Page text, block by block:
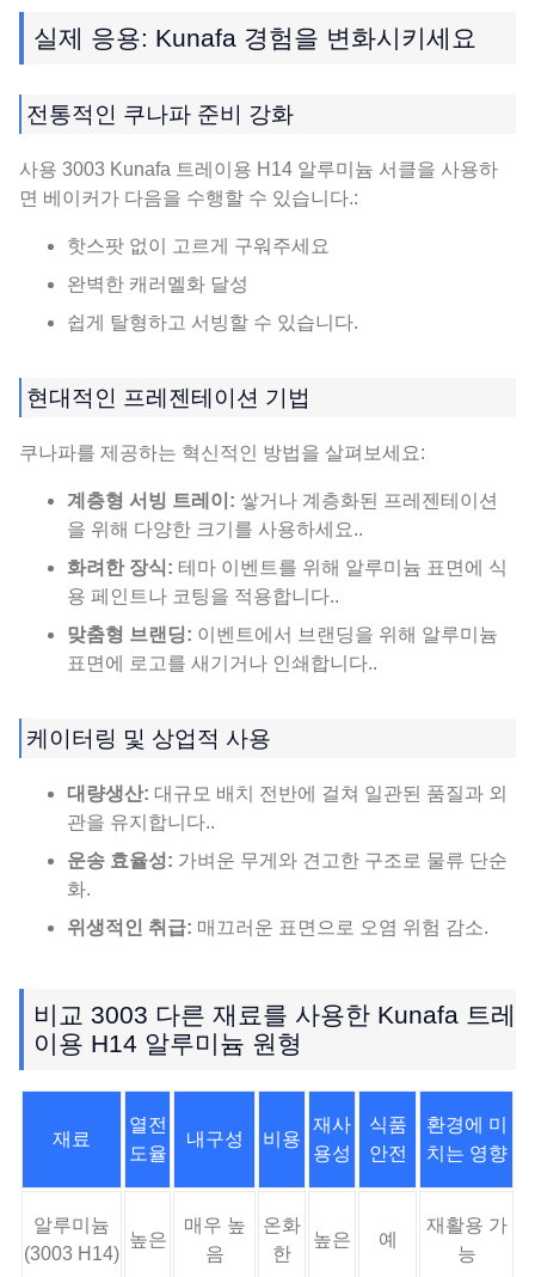
실제 응용: Kunafa 경험을 변화시키세요
전통적인 쿠나파 준비 강화
사용 3003 Kunafa 트레이용 H14 알루미늄 서클을 사용하
면 베이커가 다음을 수행할 수 있습니다.:
핫스팟 없이 고르게 구워주세요
완벽한 캐러멜화 달성
쉽게 탈형하고 서빙할 수 있습니다.
현대적인 프레젠테이션 기법
쿠나파를 제공하는 혁신적인 방법을 살펴보세요:
계층형 서빙 트레이: 쌓거나 계층화된 프레젠테이션
을 위해 다양한 크기를 사용하세요..
화려한 장식: 테마 이벤트를 위해 알루미늄 표면에 식
용 페인트나 코팅을 적용합니다..
맞춤형 브랜딩: 이벤트에서 브랜딩을 위해 알루미늄
표면에 로고를 새기거나 인쇄합니다..
케이터링 및 상업적 사용
대량생산: 대규모 배치 전반에 걸쳐 일관된 품질과 외
관을 유지합니다..
운송 효율성: 가벼운 무게와 견고한 구조로 물류 단순
화.
위생적인 취급: 매끄러운 표면으로 오염 위험 감소.
비교 3003 다른 재료를 사용한 Kunafa 트레
이용 H14 알루미늄 원형
재료
열전
도율
내구성 비용
재사
용성
식품
안전
환경에 미
치는 영향
알루미늄
(3003 H14)
높은
매우 높
음
온화
한
높은 예
재활용 가
능